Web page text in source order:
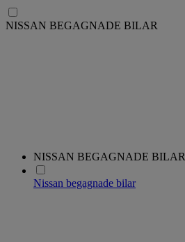
NISSAN BEGAGNADE BILAR
NISSAN BEGAGNADE BILAR
Nissan begagnade bilar